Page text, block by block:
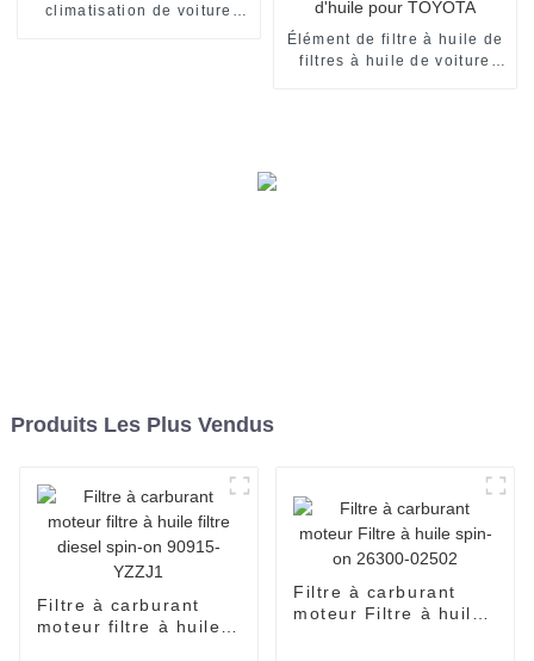
climatisation de voiture
Élément de filtre à huile de
filtres à huile de voiture
Produits Les Plus Vendus
Filtre à carburant
moteur filtre à huile
Filtre à carburant
moteur Filtre à huile